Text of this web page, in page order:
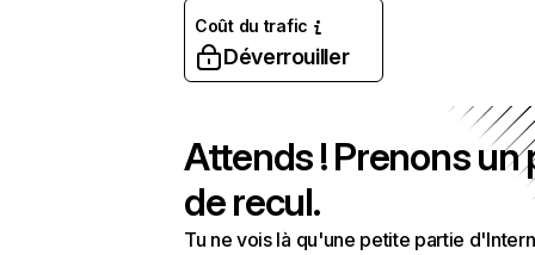
Coût du trafic
Déverrouiller
Attends ! Prenons un
de recul.
Tu ne vois là qu'une petite partie